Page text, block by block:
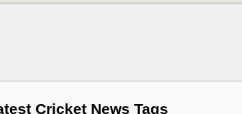
Cricket News Tags